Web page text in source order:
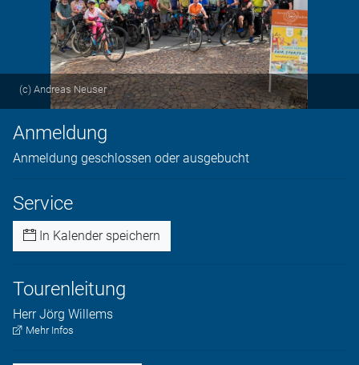
(c) Andreas Neuser
Anmeldung
Anmeldung geschlossen oder ausgebucht
Service
In Kalender speichern
Tourenleitung
Herr Jörg Willems
Mehr Infos